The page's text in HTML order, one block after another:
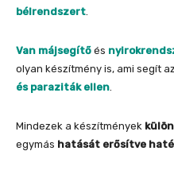
bélrendszert
Van májsegítő és
olyan készítmény is, ami segít
és paraziták ellen
Mindezek a készítmények
egymás hatását erősítve